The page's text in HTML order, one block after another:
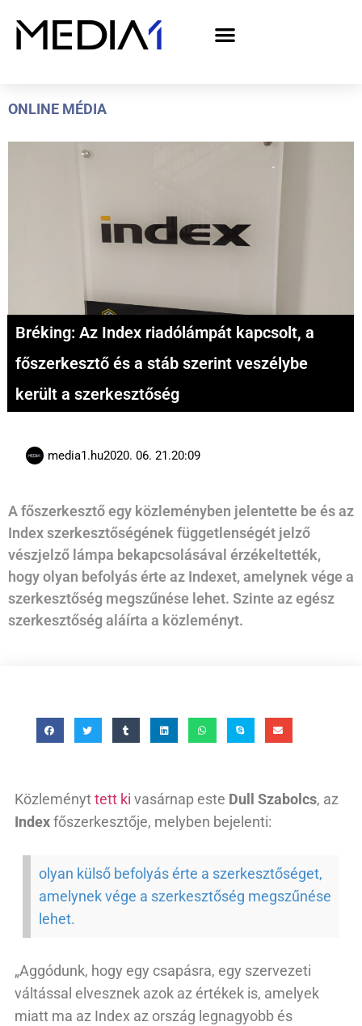
ONLINE MÉDIA
Bréking: Az Index riadólámpát kapcsolt, a
főszerkesztő és a stáb szerint veszélybe
került a szerkesztőség
media1.hu2020. 06. 21.20:09
A főszerkesztő egy közleményben jelentette be és az
Index szerkesztőségének függetlenségét jelző
vészjelző lámpa bekapcsolásával érzékeltették,
hogy olyan befolyás érte az Indexet, amelynek vége a
szerkesztőség megszűnése lehet. Szinte az egész
szerkesztőség aláírta a közleményt.
Közleményttett ki vasárnap este Dull Szabolcs, az
Indexfőszerkesztője, melyben bejelenti:
olyan külső befolyás érte a szerkesztőséget,
amelynek vége a szerkesztőség megszűnése
lehet.
„Aggódunk, hogy egy csapásra, egy szervezeti
váltással elvesznek azok az értékek is, amelyek
miatt ma az Index az ország legnagyobb és